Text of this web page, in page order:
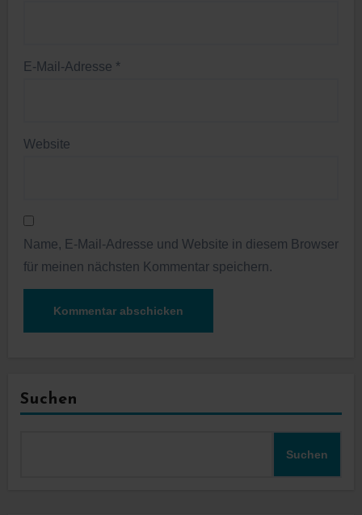
E-Mail-Adresse *
Website
Name, E-Mail-Adresse und Website in diesem Browser
für meinen nächsten Kommentar speichern.
Suchen
Suchen